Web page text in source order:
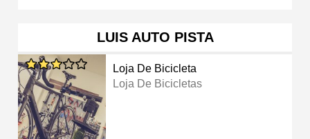
LUIS AUTO PISTA
Loja De Bicicleta
Loja De Bicicletas